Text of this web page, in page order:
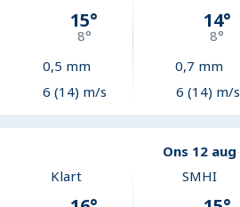
15°
8°
0,5 mm
6 (14) m/s
14°
8°
0,7 mm
6 (14) m/s
Ons 12 aug
Klart
SMHI